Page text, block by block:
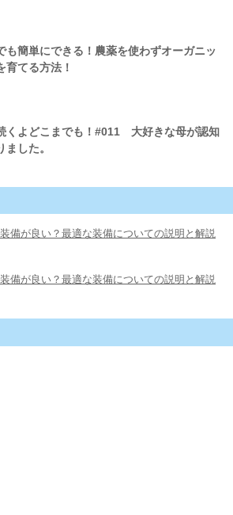
も簡単にできる！農薬を使わずオーガニッ
育てる方法！
くよどこまでも！#011 大好きな母が認知
ました。
備が良い？最適な装備についての説明と解説
備が良い？最適な装備についての説明と解説